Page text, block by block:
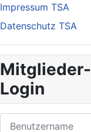
Impressum TSA
Datenschutz TSA
Mitglieder-
Login